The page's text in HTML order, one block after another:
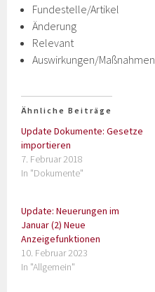
Fundestelle/Artikel
Änderung
Relevant
Auswirkungen/Maßnahmen
Ähnliche Beiträge
Update Dokumente: Gesetze
importieren
7. Februar 2018
In "Dokumente"
Update: Neuerungen im
Januar (2) Neue
Anzeigefunktionen
10. Februar 2023
In "Allgemein"